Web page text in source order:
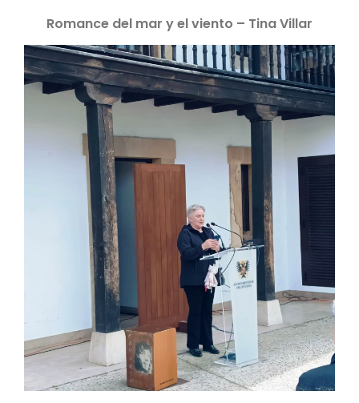
Romance del mar y el viento – Tina Villar